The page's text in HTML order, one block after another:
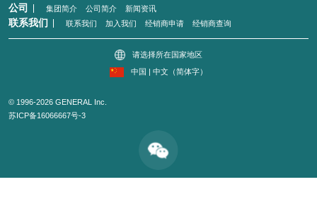
公司 集团简介 公司简介 新闻资讯
联系我们 联系我们 加入我们 经销商申请 经销商查询
请选择所在国家地区
中国 | 中文（简体字）
© 1996-2026 GENERAL Inc.
苏ICP备16066667号-3